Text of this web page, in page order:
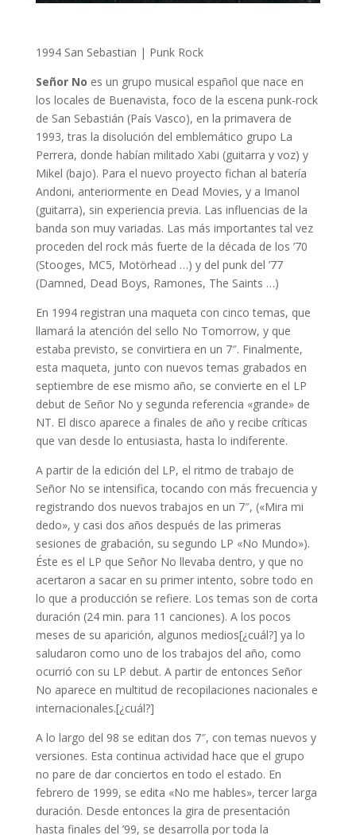
1994 San Sebastian | Punk Rock
Señor No es un grupo musical español que nace en
los locales de Buenavista, foco de la escena punk-rock
de San Sebastián (País Vasco), en la primavera de
1993, tras la disolución del emblemático grupo La
Perrera, donde habían militado Xabi (guitarra y voz) y
Mikel (bajo). Para el nuevo proyecto fichan al batería
Andoni, anteriormente en Dead Movies, y a Imanol
(guitarra), sin experiencia previa. Las influencias de la
banda son muy variadas. Las más importantes tal vez
proceden del rock más fuerte de la década de los ’70
(Stooges, MC5, Motörhead …) y del punk del ’77
(Damned, Dead Boys, Ramones, The Saints …)
En 1994 registran una maqueta con cinco temas, que
llamará la atención del sello No Tomorrow, y que
estaba previsto, se convirtiera en un 7″. Finalmente,
esta maqueta, junto con nuevos temas grabados en
septiembre de ese mismo año, se convierte en el LP
debut de Señor No y segunda referencia «grande» de
NT. El disco aparece a finales de año y recibe críticas
que van desde lo entusiasta, hasta lo indiferente.
A partir de la edición del LP, el ritmo de trabajo de
Señor No se intensifica, tocando con más frecuencia y
registrando dos nuevos trabajos en un 7″, («Mira mi
dedo», y casi dos años después de las primeras
sesiones de grabación, su segundo LP «No Mundo»).
Éste es el LP que Señor No llevaba dentro, y que no
acertaron a sacar en su primer intento, sobre todo en
lo que a producción se refiere. Los temas son de corta
duración (24 min. para 11 canciones). A los pocos
meses de su aparición, algunos medios[¿cuál?] ya lo
saludaron como uno de los trabajos del año, como
ocurrió con su LP debut. A partir de entonces Señor
No aparece en multitud de recopilaciones nacionales e
internacionales.[¿cuál?]
A lo largo del 98 se editan dos 7″, con temas nuevos y
versiones. Esta continua actividad hace que el grupo
no pare de dar conciertos en todo el estado. En
febrero de 1999, se edita «No me hables», tercer larga
duración. Desde entonces la gira de presentación
hasta finales del ’99, se desarrolla por toda la